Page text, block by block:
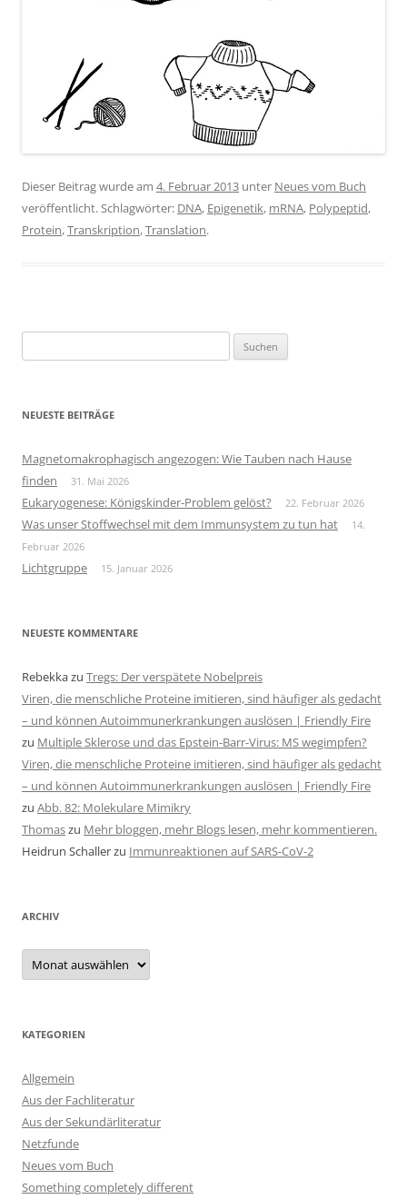
Dieser Beitrag wurde am 4. Februar 2013 unter Neues vom Buch
veröffentlicht. Schlagwörter: DNA, Epigenetik, mRNA, Polypeptid,
Protein,Transkription,Translation.
nach:
NEUESTE BEITRÄGE
Magnetomakrophagisch angezogen: Wie Tauben nach Hause
finden
31. Mai 2026
Eukaryogenese: Königskinder-Problem gelöst? 22. Februar 2026
Was unser Stoffwechsel mit dem Immunsystem zu tun hat
14.
Februar 2026
Lichtgruppe 15. Januar 2026
NEUESTE KOMMENTARE
Rebekkazu Tregs: Der verspätete Nobelpreis
Viren, die menschliche Proteine imitieren, sind häufiger als gedacht
– und können Autoimmunerkrankungen auslösen | Friendly Fire
zu Multiple Sklerose und das Epstein-Barr-Virus: MS wegimpfen?
Viren, die menschliche Proteine imitieren, sind häufiger als gedacht
– und können Autoimmunerkrankungen auslösen | Friendly Fire
zu Abb. 82: Molekulare Mimikry
Thomaszu Mehr bloggen, mehr Blogs lesen, mehr kommentieren.
Heidrun Schallerzu Immunreaktionen auf SARS-CoV-2
ARCHIV
Archiv
KATEGORIEN
Allgemein
Aus der Fachliteratur
Aus der Sekundärliteratur
Netzfunde
Neues vom Buch
Something completely different